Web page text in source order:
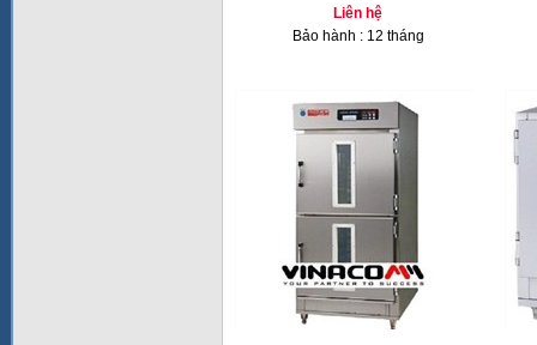
Liên hệ
Bảo hành : 12 tháng